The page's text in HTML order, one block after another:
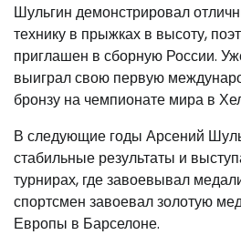
Шульгин демонстрировал
технику в прыжках в высоту,
приглашен в сборную России.
выиграл свою первую
бронзу на чемпионате мира в
В следующие годы Арсений
стабильные результаты и
турнирах, где завоевывал
спортсмен завоевал золотую
Европы в Барселоне.